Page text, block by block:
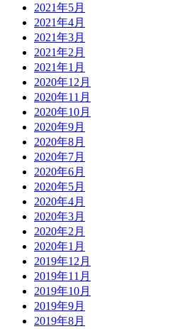
2021年5月
2021年4月
2021年3月
2021年2月
2021年1月
2020年12月
2020年11月
2020年10月
2020年9月
2020年8月
2020年7月
2020年6月
2020年5月
2020年4月
2020年3月
2020年2月
2020年1月
2019年12月
2019年11月
2019年10月
2019年9月
2019年8月